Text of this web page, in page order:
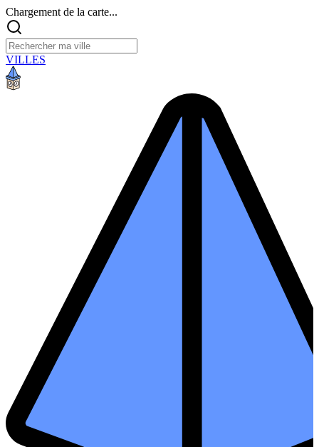
Chargement de la carte...
VILLES